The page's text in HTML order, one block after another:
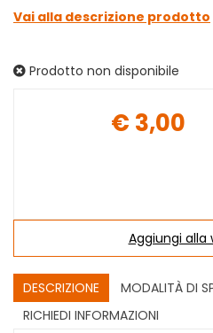
Vai alla descrizione prodotto
Prodotto non disponibile
€ 3,00
Aggiungi alla
DESCRIZIONE
MODALITÀ DI
RICHIEDI INFORMAZIONI